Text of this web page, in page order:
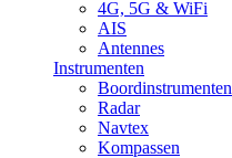
4G, 5G & WiFi
AIS
Antennes
Instrumenten
Boordinstrumenten
Radar
Navtex
Kompassen